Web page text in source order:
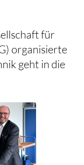
für
organisierte
geht in die